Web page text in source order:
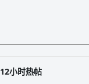
12小时热帖